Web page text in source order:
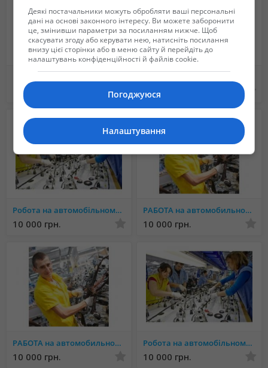
10 000 грн. Не указана
Робота на автомобільному заводі YAZAKI.Люботин.БЕЗ ДОСВІДУ
10 000 грн.
РАБОТА на автомобильном заводе YAZAKI Краматорск БЕЗ ОПЫТА
10 000 грн.
РАБОТА на автомобильном заводе YAZAKI Купянск БЕЗ ОПЫТА
10 000 грн.
Робота на автомобільному заводі YAZAKI в Ужгородi БЕЗ ДОСВІДУ
10 000 грн.
Деякі постачальники можуть обробляти ваші персональні
дані на основі законного інтересу. Ви можете заборонити
це, змінивши параметри за посиланням нижче. Щоб
скасувати згоду або керувати нею, натисніть посилання
внизу цієї сторінки або в меню сайту й перейдіть до
налаштувань конфіденційності й файлів cookie.
Погоджуюся
Налаштування